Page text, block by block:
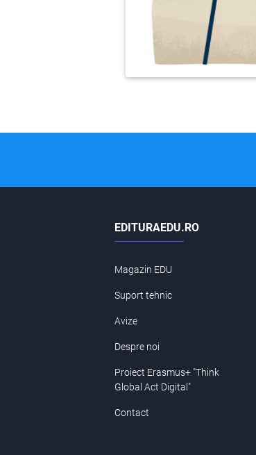
EDITURAEDU.RO
Magazin EDU
Suport tehnic
Avize
Despre noi
Proiect Erasmus+ "Think
Global Act Digital"
Contact